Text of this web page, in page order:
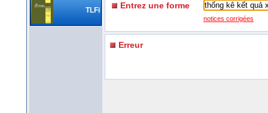
TLFi Entrez une forme
notices corrigées
Erreur